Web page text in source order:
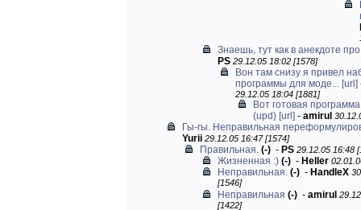
Знаешь, тут как в анекдоте
PS 29.12.05 18:02 [1578]
Вон там снизу я привел
программы для моде... [url]
29.12.05 18:04 [1881]
Вот готовая
(upd) [url] - amirul
Гы-гы. Неправильная
Yurii 29.12.05 16:47 [1574]
Правильная. (-) - PS 29.12.05 16:48
Жизненная :) (-) - Heller
Неправильная. (-) - HandleX
[1546]
Неправильная (-) - amirul
[1422]